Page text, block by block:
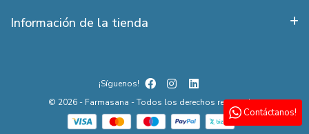
Información de la tienda
© 2026 - Farmasana - Todos los derechos reservados
¡Síguenos!
Contáctanos!